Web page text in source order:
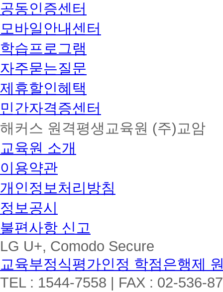
공동인증센터
모바일안내센터
학습프로그램
자주묻는질문
제휴할인혜택
민간자격증센터
해커스 원격평생교육원 (주)교암
교육원 소개
이용약관
개인정보처리방침
정보공시
불편사항 신고
LG U+, Comodo Secure
교육부정식평가인정 학점은행제
TEL : 1544-7558 | FAX : 02-536-